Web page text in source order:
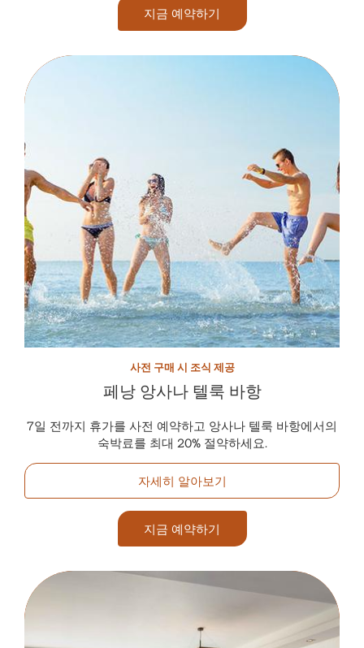
지금 예약하기
사전 구매 시 조식 제공
페낭 앙사나 텔룩 바항
7일 전까지 휴가를 사전 예약하고 앙사나 텔룩 바항에서의
숙박료를 최대 20% 절약하세요.
자세히 알아보기
지금 예약하기